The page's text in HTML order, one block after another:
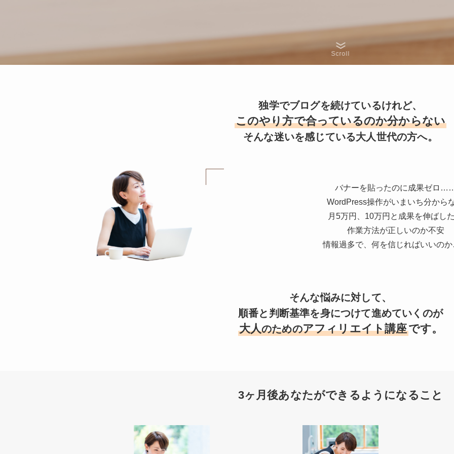
Scroll
独学でブログを続けているけれど、
このやり方で合っているのか分からない
そんな迷いを感じている大人世代の方へ。
バナーを貼ったのに成果ゼロ
WordPress操作がいまいち分から
月5万円、10万円と成果を伸ばし
作業方法が正しいのか不安
情報過多で、何を信じればいいの
そんな悩みに対して、
順番と判断基準を身につけて進めていくのが
大人のためのアフィリエイト講座です。
3ヶ月後あなたができるようになること